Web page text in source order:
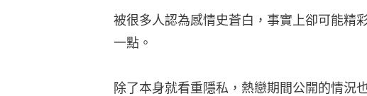
被很多人認為感情史蒼白，事實上卻可能精
一點。
除了本身就看重隱私，熱戀期間公開的情況